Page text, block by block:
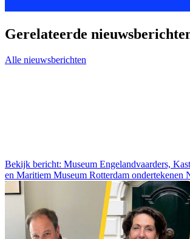
Gerelateerde
Alle nieuwsberichten
Bekijk bericht: Museum Engelandvaarders,
en Maritiem Museum Rotterdam ondertekenen